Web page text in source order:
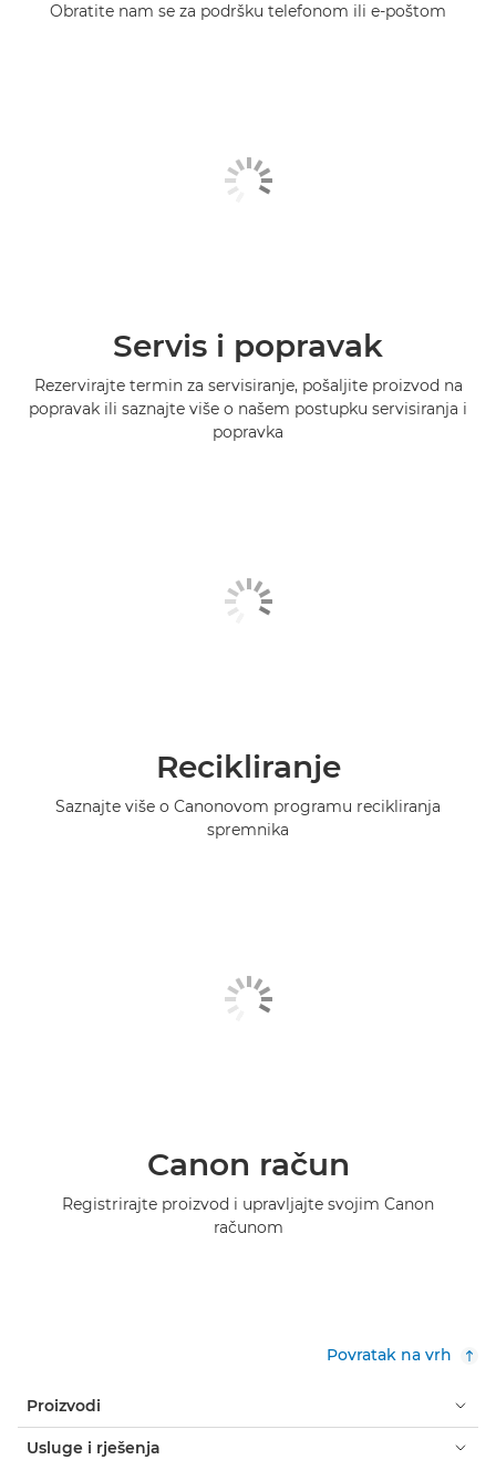
Obratite nam se za podršku telefonom ili e-poštom
Servis i popravak
Rezervirajte termin za servisiranje, pošaljite proizvod na
popravak ili saznajte više o našem postupku servisiranja i
popravka
Recikliranje
Saznajte više o Canonovom programu recikliranja
spremnika
Canon račun
Registrirajte proizvod i upravljajte svojim Canon
računom
Povratak na vrh
Proizvodi
Usluge i rješenja